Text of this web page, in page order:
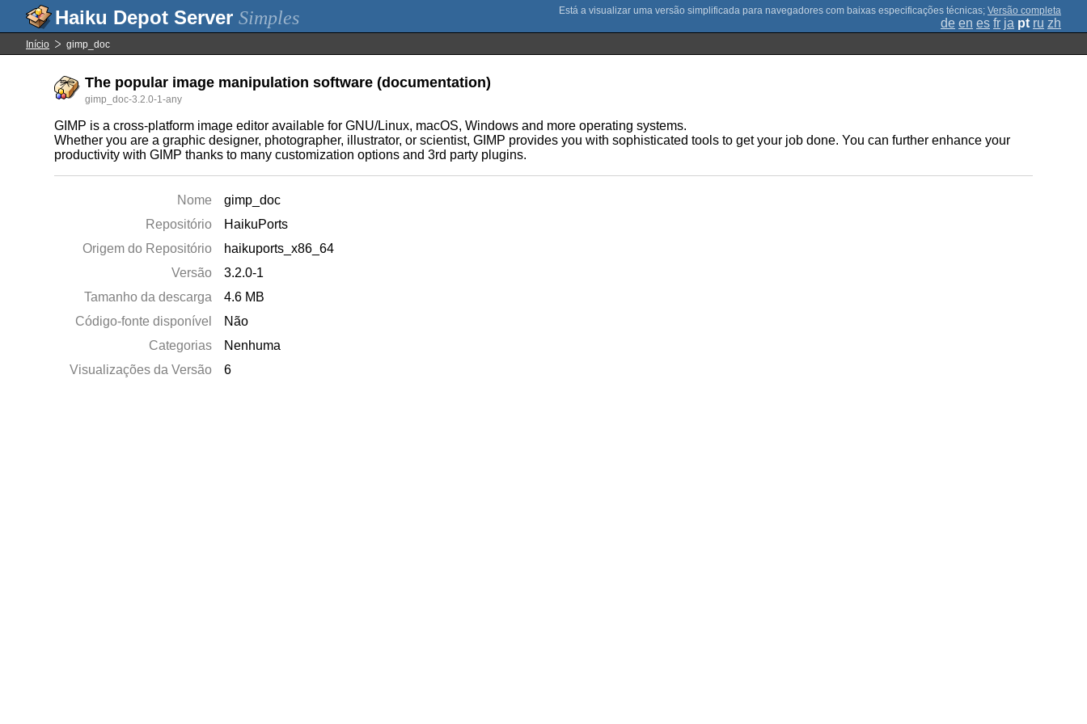
Simples ; Versão completa
de en es fr ja pt ru zh
Início gimp_doc
The popular image manipulation software (documentation)
gimp_doc-3.2.0-1-any
GIMP is a cross-platform image editor available for GNU/Linux, macOS, Windows and more operating systems.
Whether you are a graphic designer, photographer, illustrator, or scientist, GIMP provides you with sophisticated tools to get your job done. You can further enhance your
productivity with GIMP thanks to many customization options and 3rd party plugins.
Nome
gimp_doc
Repositório
HaikuPorts
Origem do Repositório
haikuports_x86_64
Versão
3.2.0-1
Tamanho da descarga
4.6 MB
Código-fonte disponível
Não
Categorias
Nenhuma
Visualizações da Versão
6